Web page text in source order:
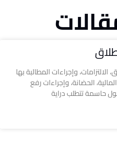
وإجراءات المطالبة بها
الحضانة، وإجراءات رفع
حاسمة تتطلب دراية